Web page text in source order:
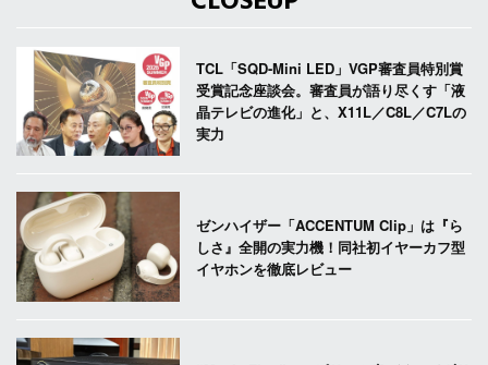
TCL「SQD-Mini LED」VGP審査員特別賞
受賞記念座談会。審査員が語り尽くす「液
晶テレビの進化」と、X11L／C8L／C7Lの
実力
ゼンハイザー「ACCENTUM Clip」は『ら
しさ』全開の実力機！同社初イヤーカフ型
イヤホンを徹底レビュー